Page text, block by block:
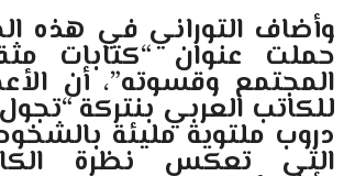
وأضاف التوراني في هذه
حملت عنوان “كتابات
المجتمع وقسوته”، أن
للكاتب العربي بنتركة
دروب ملتوية مليئة
التي تعكس نظرة